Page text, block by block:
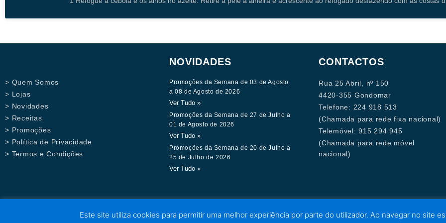
> Quem Somos
> Lojas
> Novidades
> Receitas
> Promoções
> Política de Privacidade
> Termos e Condições
NOVIDADES
Promoções da Semana de 03 de Agosto
a 08 de Agosto de 2026
Ver Tudo »
Promoções da Semana de 27 de Julho a
01 de Agosto de 2026
Ver Tudo »
Promoções da Semana de 20 de Julho a
25 de Julho de 2026
Ver Tudo »
CONTACTOS
Rua 25 Abril, nº 150
4420-355 Gondomar
Telefone: 224 918 513
(Chamada para rede fixa nacional)
Telemóvel: 915 294 945
(Chamada para rede móvel
nacional)
Este site utiliza cookies para permitir uma melhor experiência por parte do utilizador. Ao navegar no site